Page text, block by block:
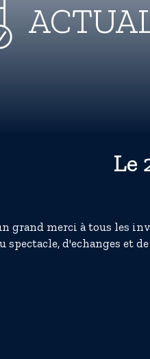
Le
grand merci à tous les
spectacle, d'echanges et